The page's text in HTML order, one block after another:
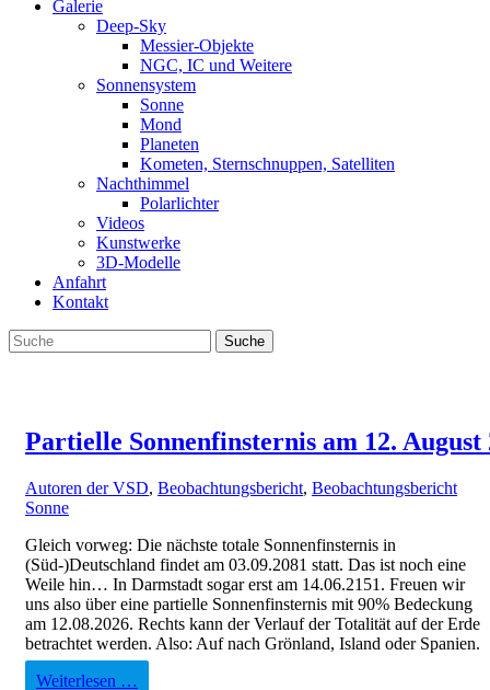
Galerie
Deep-Sky
Messier-Objekte
NGC, IC und Weitere
Sonnensystem
Sonne
Mond
Planeten
Kometen, Sternschnuppen, Satelliten
Nachthimmel
Polarlichter
Videos
Kunstwerke
3D-Modelle
Anfahrt
Kontakt
Partielle Sonnenfinsternis am 12. August
Autoren der VSD, Beobachtungsbericht, Beobachtungsbericht
Sonne
Gleich vorweg: Die nächste totale Sonnenfinsternis in
(Süd-)Deutschland findet am 03.09.2081 statt. Das ist noch eine
Weile hin… In Darmstadt sogar erst am 14.06.2151. Freuen wir
uns also über eine partielle Sonnenfinsternis mit 90% Bedeckung
am 12.08.2026. Rechts kann der Verlauf der Totalität auf der Erde
betrachtet werden. Also: Auf nach Grönland, Island oder Spanien.
Weiterlesen …